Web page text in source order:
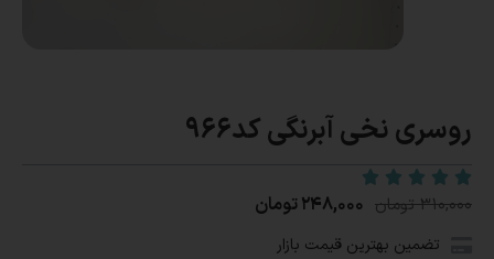
روسری نخی آبرنگی کد966
۳۱۰,۰۰۰ تومان ۲۴۸,۰۰۰تومان
تضمین بهترین قیمت بازار